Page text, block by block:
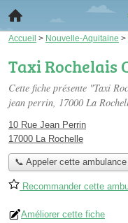
Accueil > Nouvelle-Aquitaine >
Taxi Rochelais
Cette fiche présente "Taxi
jean perrin, 17000 La
10 Rue Jean Perrin
17000 La Rochelle
📞 Appeler cette ambulance
Recommander cette
Améliorer cette fiche